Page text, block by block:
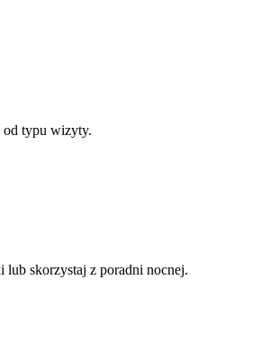
od typu wizyty.
lub skorzystaj z poradni nocnej.